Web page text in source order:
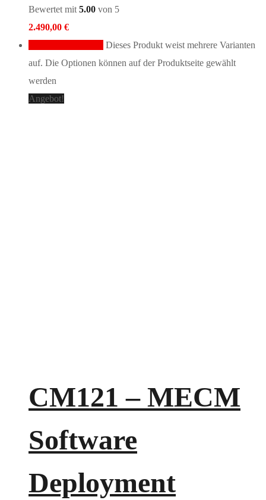
Bewertet mit 5.00 von 5
2.490,00 €
Dieses Produkt weist mehrere Varianten
auf. Die Optionen können auf der Produktseite gewählt
werden
Angebot!
CM121 – MECM
Software
Deployment